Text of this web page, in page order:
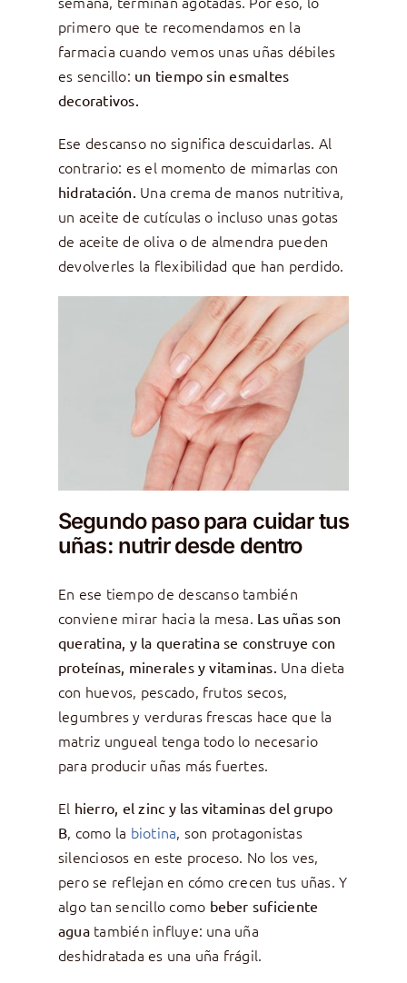
primero que te recomendamos en la
farmacia cuando vemos unas uñas débiles
es sencillo: un tiempo sin esmaltes
decorativos.
Ese descanso no significa descuidarlas. Al
contrario: es el momento de mimarlas con
hidratación. Una crema de manos nutritiva,
un aceite de cutículas o incluso unas gotas
de aceite de oliva o de almendra pueden
devolverles la flexibilidad que han perdido.
Segundo paso para cuidar tus
uñas: nutrir desde dentro
En ese tiempo de descanso también
conviene mirar hacia la mesa. Las uñas son
queratina, y la queratina se construye con
proteínas, minerales y vitaminas. Una dieta
con huevos, pescado, frutos secos,
legumbres y verduras frescas hace que la
matriz ungueal tenga todo lo necesario
para producir uñas más fuertes.
El hierro, el zinc y las vitaminas del grupo
B, como la biotina, son protagonistas
silenciosos en este proceso. No los ves,
pero se reflejan en cómo crecen tus uñas. Y
algo tan sencillo como beber suficiente
aguatambién influye: una uña
deshidratada es una uña frágil.